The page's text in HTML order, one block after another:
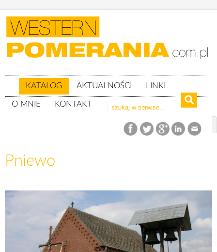
KATALOG AKTUALNOŚCI LINKI
O MNIE KONTAKT
woj. zachodniopomorskie
Pniewo